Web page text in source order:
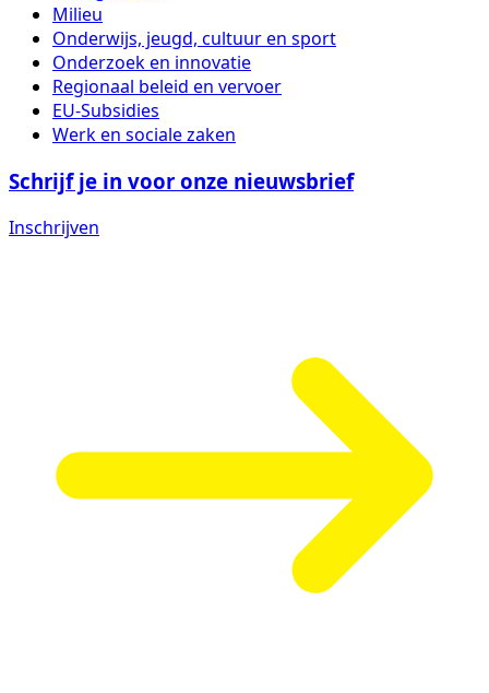
Milieu
Onderwijs, jeugd, cultuur en sport
Onderzoek en innovatie
Regionaal beleid en vervoer
EU-Subsidies
Werk en sociale zaken
Schrijf je in voor onze nieuwsbrief
Inschrijven